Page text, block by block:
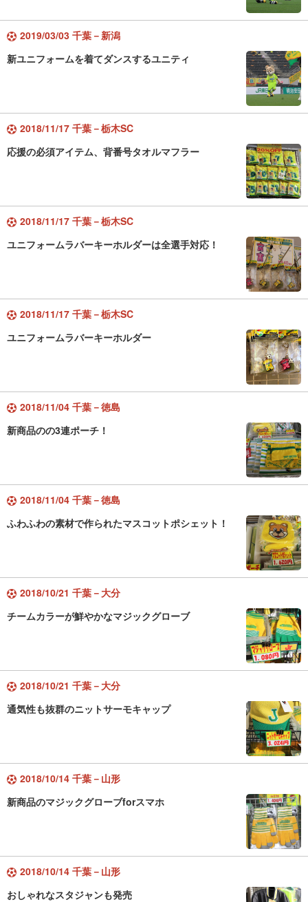
2019/03/03 千葉－新潟
新ユニフォームを着てダンスするユニティ
2018/11/17 千葉－栃木SC
応援の必須アイテム、背番号タオルマフラー
2018/11/17 千葉－栃木SC
ユニフォームラバーキーホルダーは全選手対応！
2018/11/17 千葉－栃木SC
ユニフォームラバーキーホルダー
2018/11/04 千葉－徳島
新商品のの3連ポーチ！
2018/11/04 千葉－徳島
ふわふわの素材で作られたマスコットポシェット！
2018/10/21 千葉－大分
チームカラーが鮮やかなマジックグローブ
2018/10/21 千葉－大分
通気性も抜群のニットサーモキャップ
2018/10/14 千葉－山形
新商品のマジックグローブforスマホ
2018/10/14 千葉－山形
おしゃれなスタジャンも発売